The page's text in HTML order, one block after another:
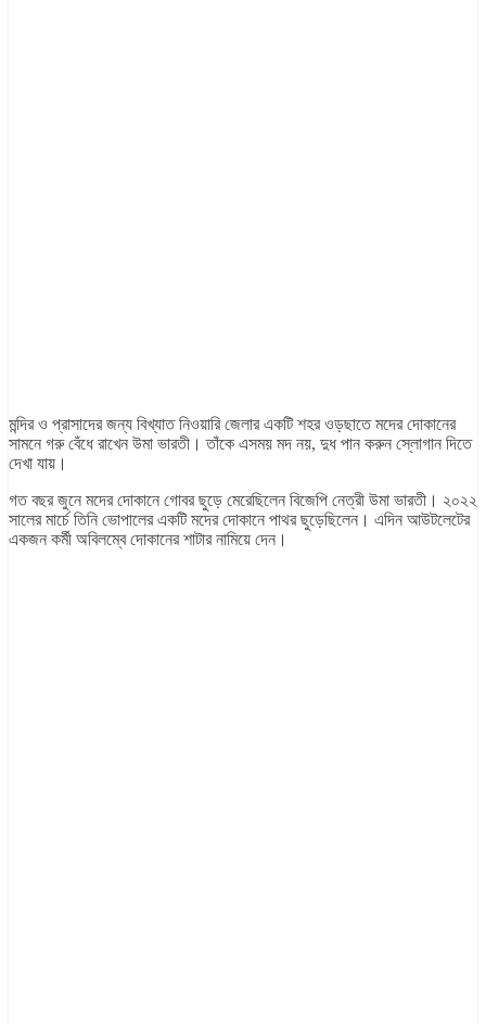
মন্দির ও প্রাসাদের জন্য বিখ্যাত নিওয়ারি জেলার একটি শহর ওড়ছাতে মদের দোকানের
সামনে গরু বেঁধে রাখেন উমা ভারতী। তাঁকে এসময় মদ নয়, দুধ পান করুন স্লোগান দিতে
দেখা যায়।
গত বছর জুনে মদের দোকানে গোবর ছুড়ে মেরেছিলেন বিজেপি নেত্রী উমা ভারতী। ২০২২
সালের মার্চে তিনি ভোপালের একটি মদের দোকানে পাথর ছুড়েছিলেন। এদিন আউটলেটের
একজন কর্মী অবিলম্বে দোকানের শাটার নামিয়ে দেন।